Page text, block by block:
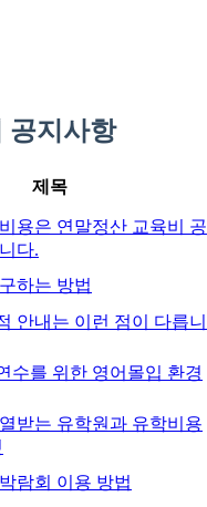
공지사항
제목
용은 연말정산 교육비 공
다.
하는 방법
안내는 이런 점이 다릅니
수를 위한 영어몰입 환경
받는 유학원과 유학비용
람회 이용 방법